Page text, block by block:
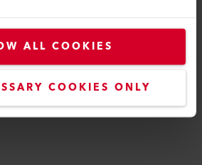
ALL COOKIES
COOKIES ONLY